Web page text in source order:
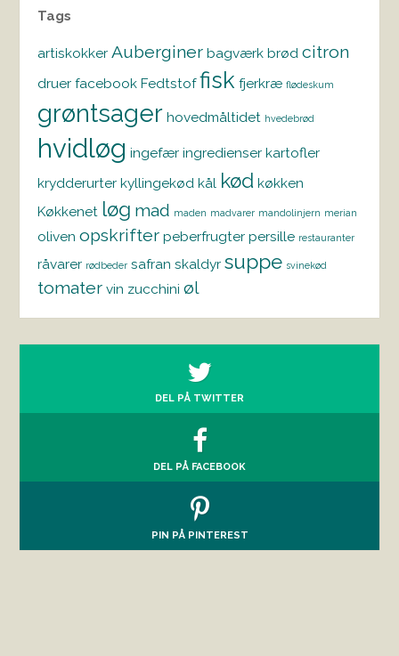
Tags
artiskokker Auberginer bagværk brød citron
druer facebook Fedtstof fisk fjerkræ flødeskum
grøntsager hovedmåltidet hvedebrød
hvidløg ingefær ingredienser kartofler
krydderurter kyllingekød kål kød køkken
Køkkenet løg mad maden madvarer mandolinjern merian
oliven opskrifter peberfrugter persille restauranter
råvarer rødbeder safran skaldyr suppe svinekød
tomater vin zucchini øl
DEL PÅ TWITTER
DEL PÅ FACEBOOK
PIN PÅ PINTEREST